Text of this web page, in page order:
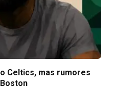
Celtics, mas rumores